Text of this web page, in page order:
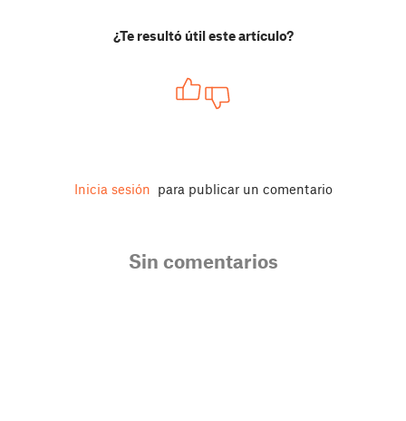
¿Te resultó útil este artículo?
Inicia sesión para publicar un comentario
Sin comentarios